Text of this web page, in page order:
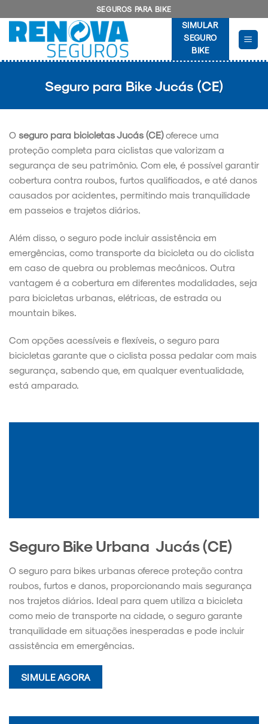
to
content
SEGUROS PARA BIKE
SIMULAR
SEGURO
BIKE
Seguro para Bike Jucás (CE)
O seguro para bicicletas Jucás (CE)oferece uma
proteção completa para ciclistas que valorizam a
segurança de seu patrimônio. Com ele, é possível garantir
cobertura contra roubos, furtos qualificados, e até danos
causados por acidentes, permitindo mais tranquilidade
em passeios e trajetos diários.
Além disso, o seguro pode incluir assistência em
emergências, como transporte da bicicleta ou do ciclista
em caso de quebra ou problemas mecânicos. Outra
vantagem é a cobertura em diferentes modalidades, seja
para bicicletas urbanas, elétricas, de estrada ou
mountain bikes.
Com opções acessíveis e flexíveis, o seguro para
bicicletas garante que o ciclista possa pedalar com mais
segurança, sabendo que, em qualquer eventualidade,
está amparado.
Seguro Bike Urbana Jucás (CE)
O seguro para bikes urbanas oferece proteção contra
roubos, furtos e danos, proporcionando mais segurança
nos trajetos diários. Ideal para quem utiliza a bicicleta
como meio de transporte na cidade, o seguro garante
tranquilidade em situações inesperadas e pode incluir
assistência em emergências.
SIMULE AGORA